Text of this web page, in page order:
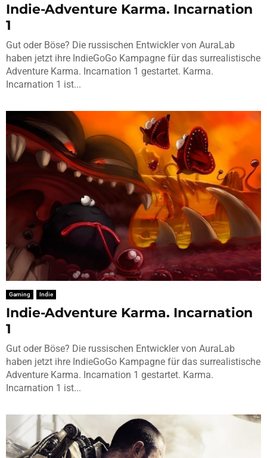
Indie-Adventure Karma. Incarnation
1
Gut oder Böse? Die russischen Entwickler von AuraLab
haben jetzt ihre IndieGoGo Kampagne für das surrealistische
Adventure Karma. Incarnation 1 gestartet. Karma.
Incarnation 1 ist...
Gaming Indie
Indie-Adventure Karma. Incarnation
1
Gut oder Böse? Die russischen Entwickler von AuraLab
haben jetzt ihre IndieGoGo Kampagne für das surrealistische
Adventure Karma. Incarnation 1 gestartet. Karma.
Incarnation 1 ist...